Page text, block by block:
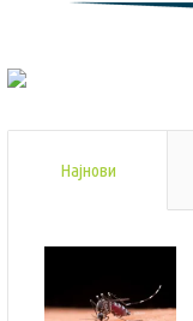
Најнови